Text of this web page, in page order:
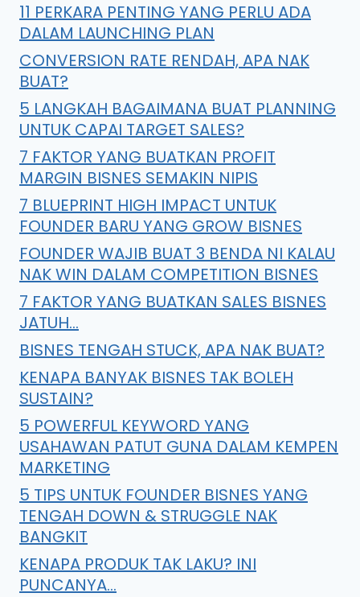
11 PERKARA PENTING YANG PERLU ADA
DALAM LAUNCHING PLAN
CONVERSION RATE RENDAH, APA NAK
BUAT?
5 LANGKAH BAGAIMANA BUAT PLANNING
UNTUK CAPAI TARGET SALES?
7 FAKTOR YANG BUATKAN PROFIT
MARGIN BISNES SEMAKIN NIPIS
7 BLUEPRINT HIGH IMPACT UNTUK
FOUNDER BARU YANG GROW BISNES
FOUNDER WAJIB BUAT 3 BENDA NI KALAU
NAK WIN DALAM COMPETITION BISNES
7 FAKTOR YANG BUATKAN SALES BISNES
JATUH…
BISNES TENGAH STUCK, APA NAK BUAT?
KENAPA BANYAK BISNES TAK BOLEH
SUSTAIN?
5 POWERFUL KEYWORD YANG
USAHAWAN PATUT GUNA DALAM KEMPEN
MARKETING
5 TIPS UNTUK FOUNDER BISNES YANG
TENGAH DOWN & STRUGGLE NAK
BANGKIT
KENAPA PRODUK TAK LAKU? INI
PUNCANYA…